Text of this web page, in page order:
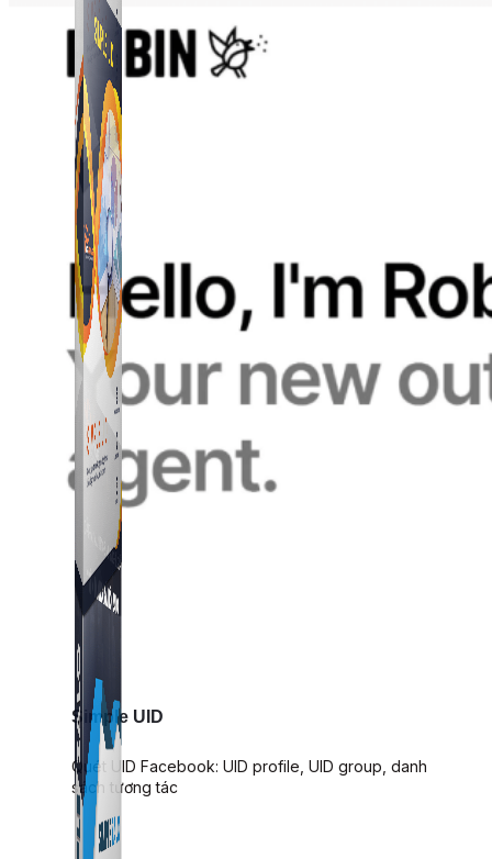
Simple UID
Quét UID Facebook: UID profile, UID group, danh
sách tương tác
Simple UID
Quét UID Facebook: UID profile, UID group, danh
sách tương tác